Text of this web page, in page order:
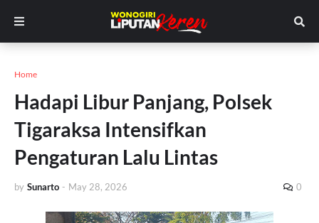
Home
Hadapi Libur Panjang, Polsek
Tigaraksa Intensifkan
Pengaturan Lalu Lintas
by Sunarto - May 28, 2026 0